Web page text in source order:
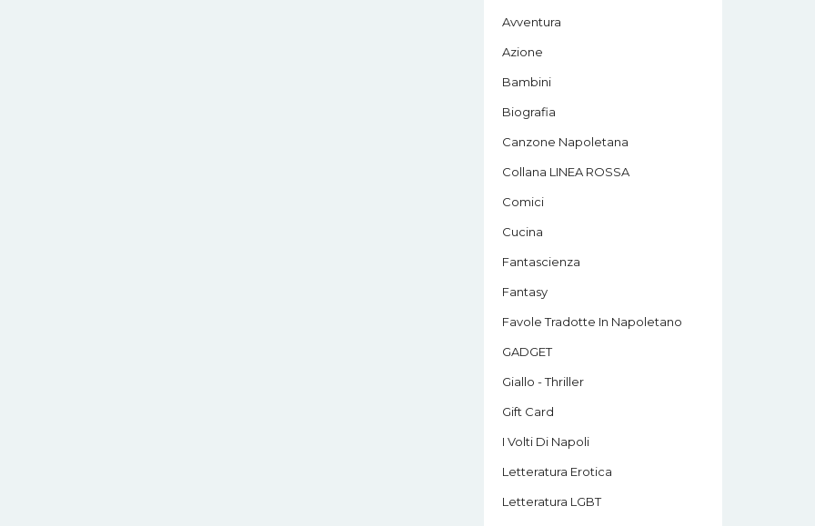
Avventura
Azione
Bambini
Biografia
Canzone Napoletana
Collana LINEA ROSSA
Comici
Cucina
Fantascienza
Fantasy
Favole Tradotte In Napoletano
GADGET
Giallo - Thriller
Gift Card
I Volti Di Napoli
Letteratura Erotica
Letteratura LGBT